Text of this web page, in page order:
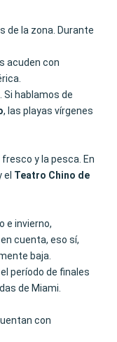
de la zona. Durante
acuden con
hablamos de
, las playas vírgenes
y la pesca. En
Teatro Chino de
e invierno,
cuenta, eso sí,
baja.
período de finales
de Miami.
con